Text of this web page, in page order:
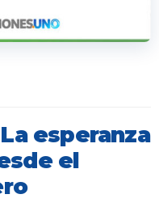
esperanza
el